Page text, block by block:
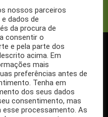
Facebook, não espere mais!
nossos parceiros
dados de
da procura de
consentir o
e pela parte dos
acima. Em
mais
preferências antes de
Tenha em
dos seus dados
consentimento, mas
processamento. As